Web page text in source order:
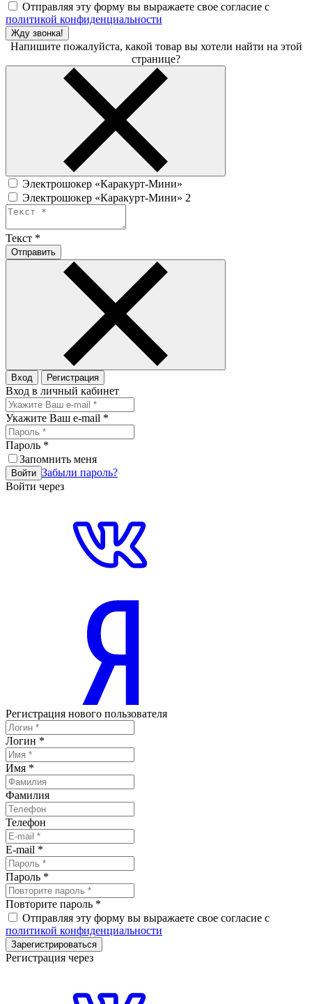
Отправляя эту форму вы выражаете свое согласие с
политикой конфиденциальности
Жду звонка!
Напишите пожалуйста, какой товар вы хотели найти на этой
странице?
Электрошокер «Каракурт-Мини»
Электрошокер «Каракурт-Мини» 2
Текст *
Отправить
Вход Регистрация
Вход в личный кабинет
Укажите Ваш e-mail *
Пароль *
Запомнить меня
Войти Забыли пароль?
Войти через
Регистрация нового пользователя
Логин *
Имя *
Фамилия
Телефон
E-mail *
Пароль *
Повторите пароль *
Отправляя эту форму вы выражаете свое согласие с
политикой конфиденциальности
Зарегистрироваться
Регистрация через